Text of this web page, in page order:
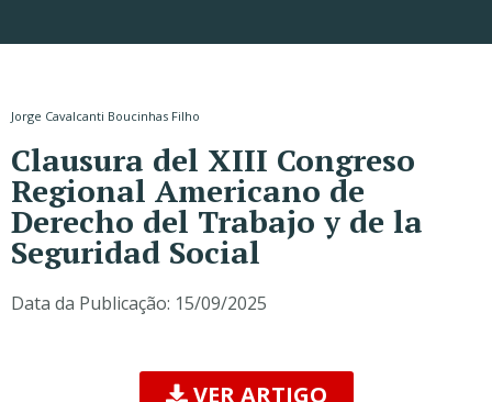
Jorge Cavalcanti Boucinhas Filho
Clausura del XIII Congreso
Regional Americano de
Derecho del Trabajo y de la
Seguridad Social
Data da Publicação: 15/09/2025
VER ARTIGO